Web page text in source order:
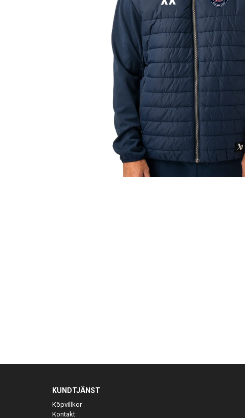
KUNDTJÄNST
Köpvillkor
Kontakt